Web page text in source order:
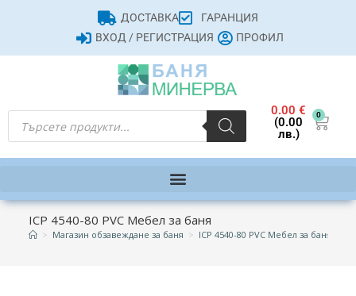
ДОСТАВКА
ГАРАНЦИЯ
ВХОД / РЕГИСТРАЦИЯ
ПРОФИЛ
0.00€
(0.00
лв.)
0
ICP 4540-80 PVC Мебел за баня
> Магазин обзавеждане за баня > ICP 4540-80 PVC Мебел за баня